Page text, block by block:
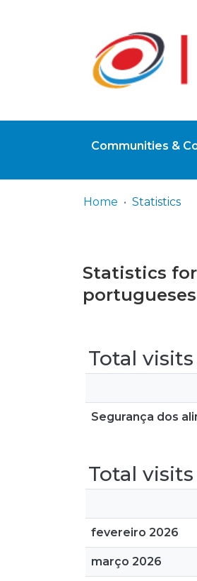
Communities &
Home Statistics
Statistics
portugueses
Total visits
Segurança dos
Total
fevereiro 2026
março 2026